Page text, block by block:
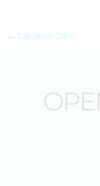
← Edellinen Q&A